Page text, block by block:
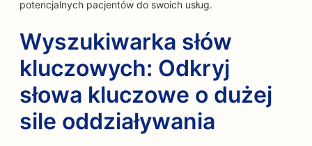
potencjalnych pacjentów do swoich usług.
Wyszukiwarka słów
kluczowych: Odkryj
słowa kluczowe o dużej
sile oddziaływania